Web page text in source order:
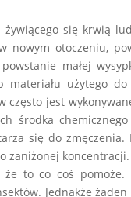
się krwią
nowym otoczeniu,
małej
użytego do
jest
środka
się do zmęczenia.
zaniżonej
to co coś pomoże.
Jednakże